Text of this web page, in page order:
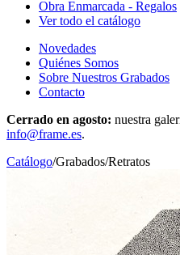
Obra Enmarcada - Regalos
Ver todo el catálogo
Novedades
Quiénes Somos
Sobre Nuestros Grabados
Contacto
Cerrado en agosto: nuestra
info@frame.es.
Catálogo/Grabados/Retratos